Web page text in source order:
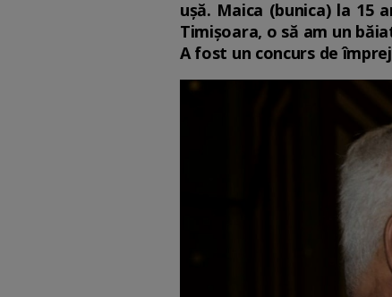
ușă. Maica (bunica) la 15
Timișoara, o să am un
A fost un concurs de